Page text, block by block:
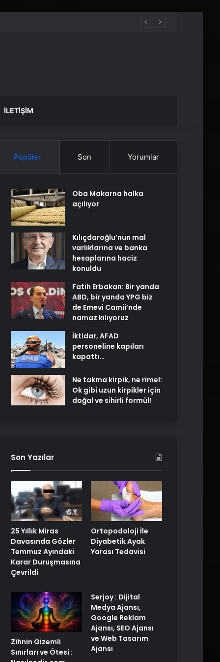
İLETIŞIM
Popüler Son Yorumlar
Oba Makarna halka
açılıyor
Kılıçdaroğlu’nun mal
varlıklarına ve banka
hesaplarına haciz
konuldu
Fatih Erbakan: Bir yanda
ABD, bir yanda YPG biz
de Emevi Camii’nde
namaz kılıyoruz
İktidar, AFAD
personeline kapıları
kapattı…
Ne takma kirpik, ne rimel:
Ok gibi uzun kirpikler için
doğal ve sihirli formül!
Son Yazılar
25 Yıllık Miras
Davasında Gözler
Temmuz Ayındaki
Karar Duruşmasına
Çevrildi
Ortopodoloji İle
Diyabetik Ayak
Yarası Tedavisi
Zihnin Gizemli
Sınırları ve Ötesi :
Serjoy : Dijital
Medya Ajansı,
Google Reklam
Ajansı, SEO Ajansı
ve Web Tasarım
Ajansı